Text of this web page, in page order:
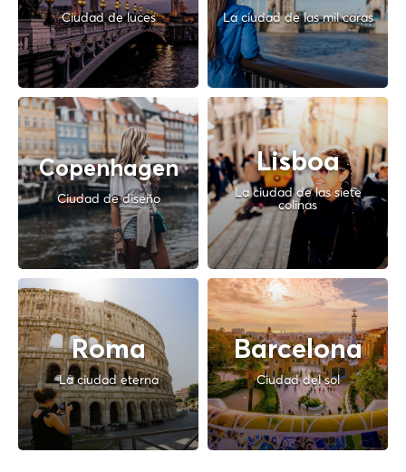
Ciudad de luces La ciudad de las mil caras
Copenhagen
Ciudad de diseño
Lisboa
La ciudad de las siete
colinas
Roma
La ciudad eterna
Barcelona
Ciudad del sol